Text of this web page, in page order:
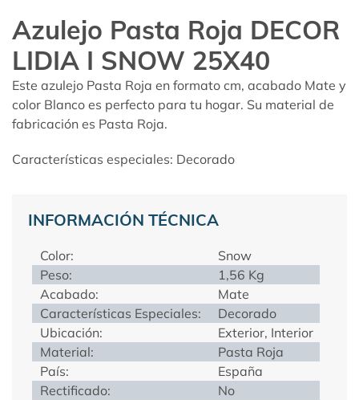
Azulejo Pasta Roja DECOR
LIDIA I SNOW 25X40
Este azulejo Pasta Roja en formato cm, acabado Mate y
color Blanco es perfecto para tu hogar. Su material de
fabricación es Pasta Roja.
Características especiales: Decorado
INFORMACIÓN TÉCNICA
Color:
Snow
Peso:
1,56 Kg
Acabado:
Mate
Características Especiales:
Decorado
Ubicación:
Exterior, Interior
Material:
Pasta Roja
País:
España
Rectificado:
No